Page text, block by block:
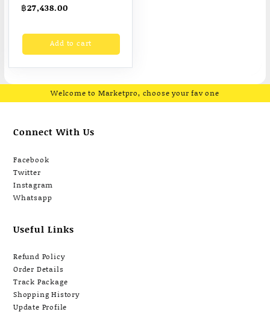
คู่ เครื่องออกกำลังกาย
ขนาด 80x100x130cm.
฿27,438.00
Add to cart
Welcome to Marketpro, choose your fav one
Connect With Us
Facebook
Twitter
Instagram
Whatsapp
Useful Links
Refund Policy
Order Details
Track Package
Shopping History
Update Profile